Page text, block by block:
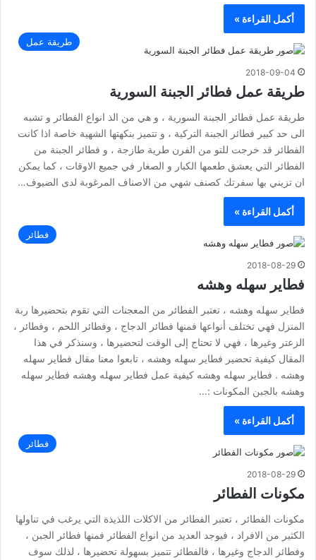
أكمل القراءة »
طريقة عمل
2018-09-04
طريقة عمل فطائر الجبنة السورية
طريقة عمل فطائر الجبنة السورية ، و هي من الذ انواع الفطائر و تشبه
الى حد كبير فطائر الجبنة التركية ، و تتميز بنكهتها الشهية خاصة اذا كانت
الفطائر قد خرجت للتو من الفرن طرية طازجة ، و فطائر الجبنة من
الفطائر التي يعشق طعمها الكبار و الصغار في جميع الاوقات ، كما يمكن
ان تزيني بها سفرتك كصنف شهي من الاصناف المرغوبة لدى الضيوف…
أكمل القراءة »
فطائر
2018-08-29
فطاير سهله وهشه
فطاير سهله وهشه ، تعتبر الفطائر من المعجنات التي تقوم بتحضيرها ربة
المنزل فهي تختلف أنواعها فمنها فطائر الدجاج ، وفطائر اللحم ، وفطائر ،
الزعتر وغيرها ، فهي لا تحتاج إلى الوقت لتحضيرها ، وسنذكر في هذا
المقال كيفية تحضير فطاير سهله وهشه ، تابعوا معنا مقال فطاير سهله
وهشه . فطاير سهله وهشه كيفية عمل فطاير سهله وهشه فطاير سهله
وهشه بالجبن المكونات :…
أكمل القراءة »
فطائر
2018-08-29
مكونات الفطائر
مكونات الفطائر ، تعتبر الفطائر من الاكلات اللذيذة التي يرغب في تناولها
الكثير من الافراد ، فيوجد العديد من انواع الفطائر فمنها فطائر الجبن ،
وفطائر الدجاج وغيرها ، فالفطائر تتميز بسهولة تحضيرها ، لذلك سوف